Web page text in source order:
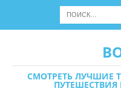
СМОТРЕТЬ ЛУЧШИЕ